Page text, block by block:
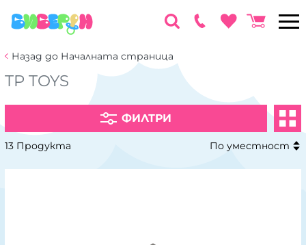
Назад до Началната страница
TP TOYS
ФИЛТРИ
13 Продукта По уместност